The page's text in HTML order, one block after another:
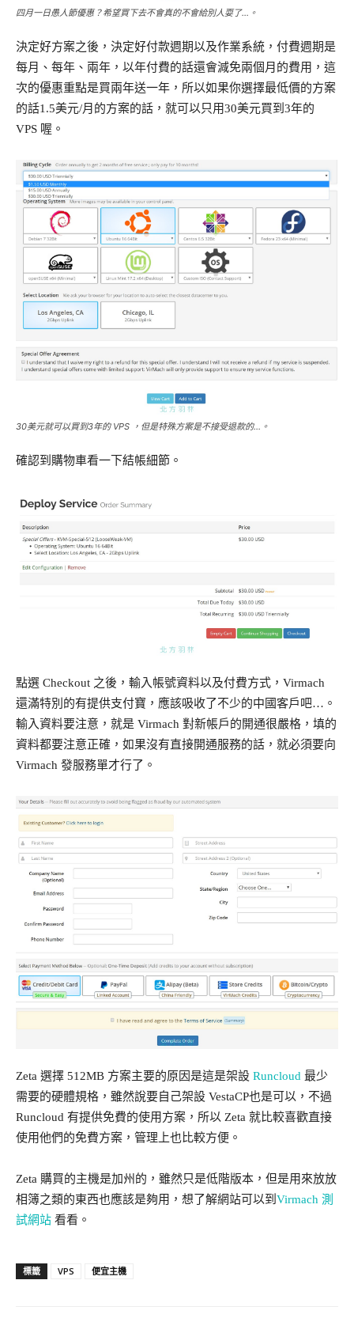
四月一日愚人節優惠？希望買下去不會真的不會給別人耍了…。
決定好方案之後，決定好付款週期以及作業系統，付費週期是
每月、每年、兩年，以年付費的話還會減免兩個月的費用，這
次的優惠重點是買兩年送一年，所以如果你選擇最低價的方案
的話1.5美元/月的方案的話，就可以只用30美元買到3年的
VPS 喔。
30美元就可以買到3年的 VPS ，但是特殊方案是不接受退款的…。
確認到購物車看一下結帳細節。
點選 Checkout 之後，輸入帳號資料以及付費方式，Virmach
還滿特別的有提供支付寶，應該吸收了不少的中國客戶吧…。
輸入資料要注意，就是 Virmach 對新帳戶的開通很嚴格，填的
資料都要注意正確，如果沒有直接開通服務的話，就必須要向
Virmach 發服務單才行了。
Zeta 選擇 512MB 方案主要的原因是這是架設 Runcloud 最少
需要的硬體規格，雖然說要自己架設 VestaCP也是可以，不過
Runcloud 有提供免費的使用方案，所以 Zeta 就比較喜歡直接
使用他們的免費方案，管理上也比較方便。
Zeta 購買的主機是加州的，雖然只是低階版本，但是用來放放
相簿之類的東西也應該是夠用，想了解網站可以到 Virmach 測
試網站 看看。
標籤 VPS 便宜主機